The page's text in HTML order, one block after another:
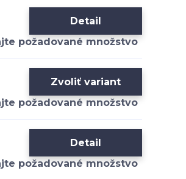
Detail
Zvoliť variant
Detail